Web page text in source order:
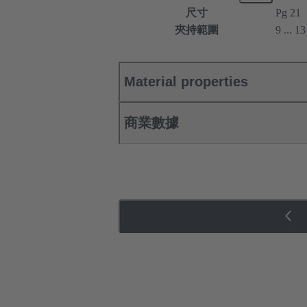
尺寸
Pg 21
夾持範圍
9 ...
Material properties
商業數據